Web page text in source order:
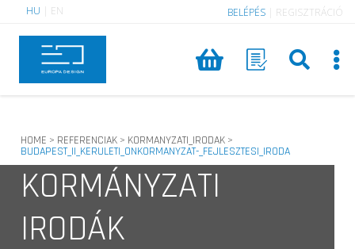
HU EN BELÉPÉS REGISZTRÁCIÓ
HOME > REFERENCIAK > KORMANYZATI_IRODAK >
BUDAPEST_II_KERULETI_ONKORMANYZAT-_FEJLESZTESI_IRODA
KORMÁNYZATI
IRODÁK